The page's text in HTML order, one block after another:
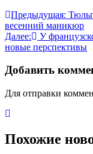
Навигация
по
записям
Предыдущая:
весенний маникюр
Далее:
У
новые перспективы
Добавить
Для отправки
Похожие